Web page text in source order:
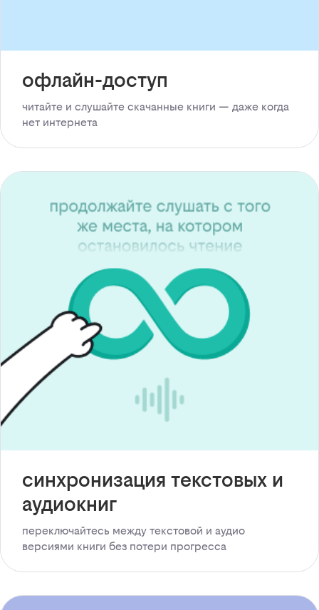
офлайн-доступ
читайте и слушайте скачанные книги — даже когда
нет интернета
синхронизация текстовых и
аудиокниг
переключайтесь между текстовой и аудио
версиями книги без потери прогресса